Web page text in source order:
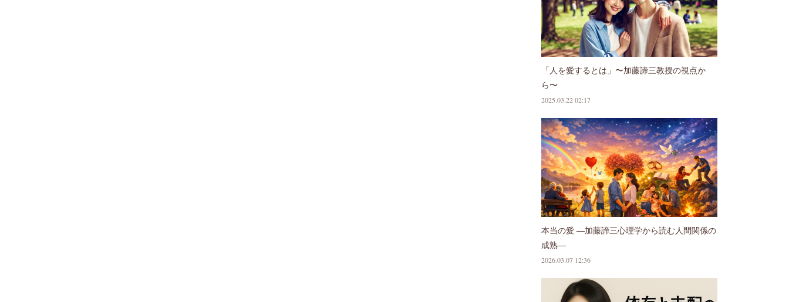
「人を愛するとは」〜加藤諦三教授の視点か
ら〜
2025.03.22 02:17
本当の愛 ―加藤諦三心理学から読む人間関係の
成熟―
2026.03.07 12:36